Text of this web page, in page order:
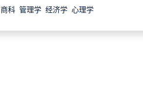
商科 管理学 经济学 心理学